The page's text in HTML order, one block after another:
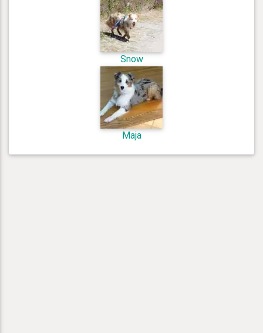
Snow
Maja